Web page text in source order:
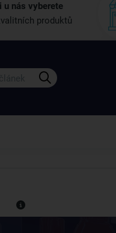
u nás vyberete
produktů
newsletteru.